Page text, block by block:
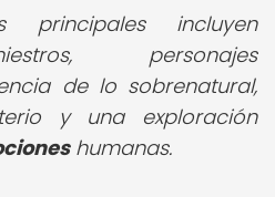
principales incluyen
personajes
de lo sobrenatural,
y una exploración
humanas.